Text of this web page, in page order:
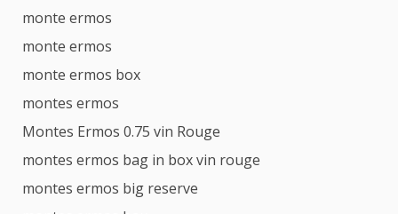
monte ermos
monte ermos
monte ermos box
montes ermos
Montes Ermos 0.75 vin Rouge
montes ermos bag in box vin rouge
montes ermos big reserve